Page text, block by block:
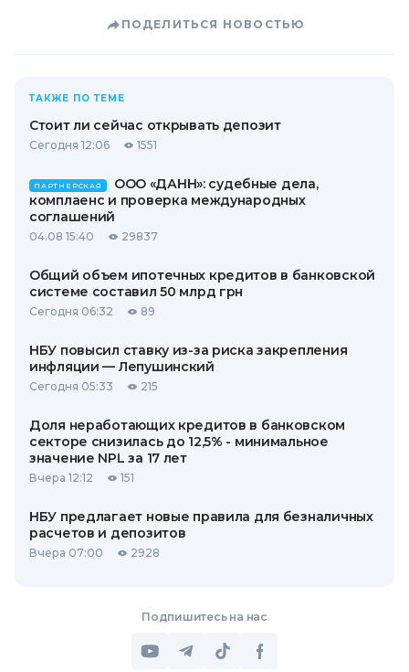
ПОДЕЛИТЬСЯ НОВОСТЬЮ
ТАКЖЕ ПО ТЕМЕ
Стоит ли сейчас открывать депозит
Сегодня 12:06 1551
ПАРТНЕРСКАЯ
ООО «ДАНН»: судебные дела,
комплаенс и проверка международных
соглашений
04.08 15:40 29837
Общий объем ипотечных кредитов в банковской
системе составил 50 млрд грн
Сегодня 06:32 89
НБУ повысил ставку из-за риска закрепления
инфляции — Лепушинский
Сегодня 05:33 215
Доля неработающих кредитов в банковском
секторе снизилась до 12,5% - минимальное
значение NPL за 17 лет
Вчера 12:12 151
НБУ предлагает новые правила для безналичных
расчетов и депозитов
Вчера 07:00 2928
Подпишитесь на нас